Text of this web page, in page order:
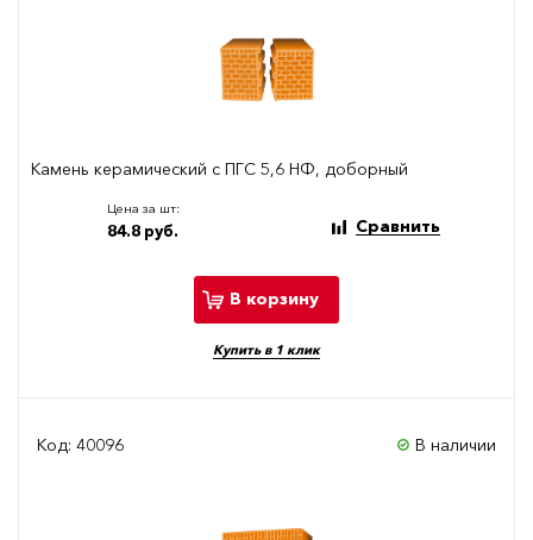
Камень керамический с ПГС 5,6 НФ, доборный
Цена за шт:
84.8 руб. Сравнить
В корзину
Купить в 1 клик
Код: 40096 В наличии